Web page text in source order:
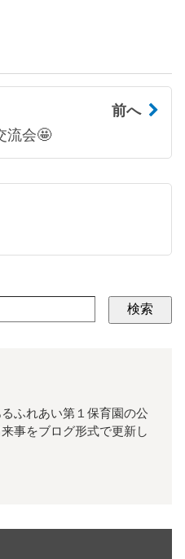
前へ
流会🤩
検索
ふれあい第１保育園の公
事をブログ形式で更新し